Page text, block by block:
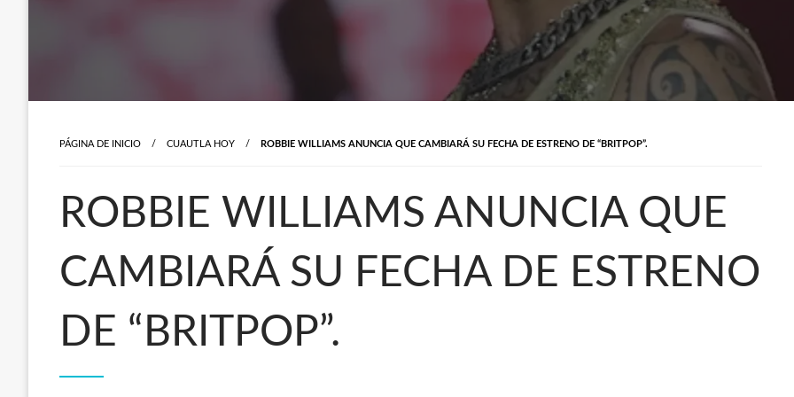
PÁGINA DE INICIO CUAUTLA HOY ROBBIE WILLIAMS ANUNCIA QUE CAMBIARÁ SU FECHA DE ESTRENO DE “BRITPOP”.
ROBBIE WILLIAMS ANUNCIA QUE
CAMBIARÁ SU FECHA DE ESTRENO
DE “BRITPOP”.